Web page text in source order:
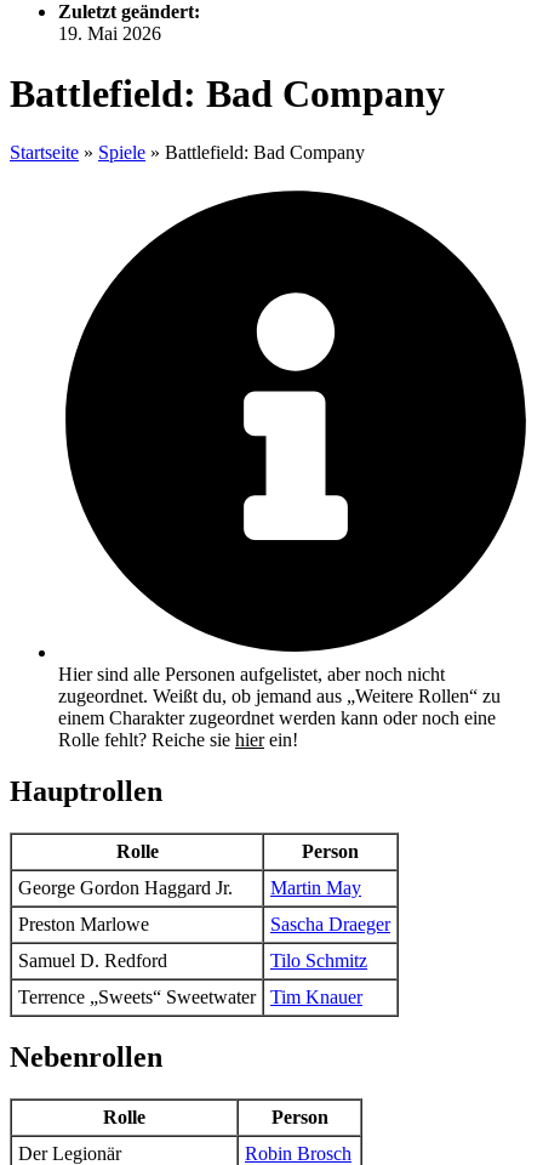
Zuletzt geändert:
19. Mai 2026
Battlefield: Bad Company
Startseite » Spiele » Battlefield: Bad Company
Hier sind alle Personen aufgelistet, aber noch nicht
zugeordnet. Weißt du, ob jemand aus „Weitere Rollen“ zu
einem Charakter zugeordnet werden kann oder noch eine
Rolle fehlt? Reiche sie hierein!
Hauptrollen
Rolle
Person
George Gordon Haggard Jr.
Martin May
Preston Marlowe
Sascha Draeger
Samuel D. Redford
Tilo Schmitz
Terrence „Sweets“ Sweetwater
Tim Knauer
Nebenrollen
Rolle
Person
Der Legionär
Robin Brosch